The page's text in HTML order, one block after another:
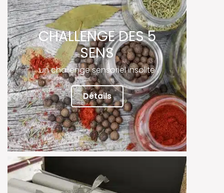
CHALLENGE DES 5
SENS
un challenge sensoriel insolite
Détails